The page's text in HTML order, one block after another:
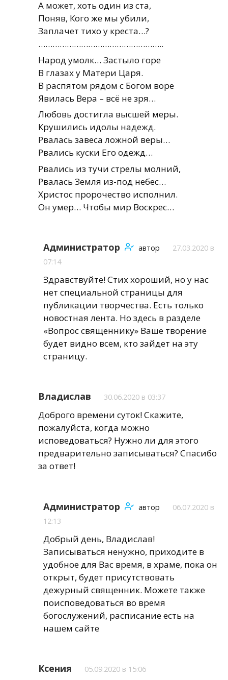
А может, хоть один из ста,
Поняв, Кого же мы убили,
Заплачет тихо у креста…?
……………………………………………..
Народ умолк… Застыло горе
В глазах у Матери Царя.
В распятом рядом с Богом воре
Явилась Вера – всё не зря…
Любовь достигла высшей меры.
Крушились идолы надежд.
Рвалась завеса ложной веры…
Рвались куски Его одежд…
Рвались из тучи стрелы молний,
Рвалась Земля из-под небес…
Христос пророчество исполнил.
Он умер… Чтобы мир Воскрес…
Администратор автор
27.03.2020 в
07:14
Здравствуйте! Стих хороший, но у нас
нет специальной страницы для
публикации творчества. Есть только
новостная лента. Но здесь в разделе
«Вопрос священнику» Ваше творение
будет видно всем, кто зайдет на эту
страницу.
Владислав 30.06.2020 в 03:37
Доброго времени суток! Скажите,
пожалуйста, когда можно
исповедоваться? Нужно ли для этого
предварительно записываться? Спасибо
за ответ!
Администратор автор
06.07.2020 в
12:13
Добрый день, Владислав!
Записываться ненужно, приходите в
удобное для Вас время, в храме, пока он
открыт, будет присутствовать
дежурный священник. Можете также
поисповедоваться во время
богослужений, расписание есть на
нашем сайте
Ксения 05.09.2020 в 15:06